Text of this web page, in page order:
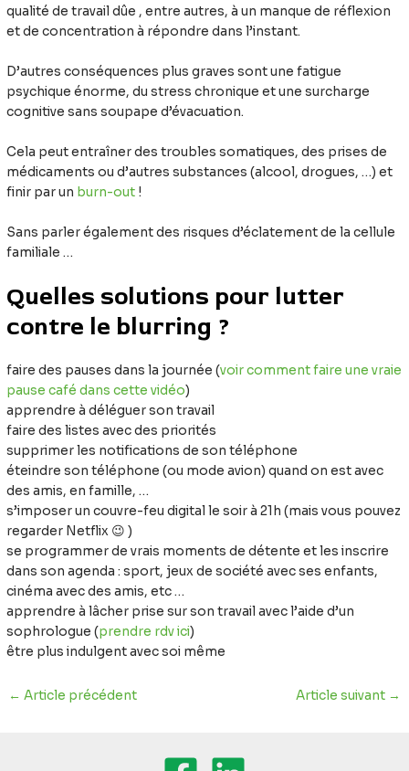
qualité de travail dûe , entre autres, à un manque de réflexion
et de concentration à répondre dans l’instant.
D’autres conséquences plus graves sont une fatigue
psychique énorme, du stress chronique et une surcharge
cognitive sans soupape d’évacuation.
Cela peut entraîner des troubles somatiques, des prises de
médicaments ou d’autres substances (alcool, drogues, …) et
finir par un burn-out !
Sans parler également des risques d’éclatement de la cellule
familiale …
Quelles solutions pour lutter
contre le blurring ?
faire des pauses dans la journée (voir comment faire une vraie
pause café dans cette vidéo)
apprendre à déléguer son travail
faire des listes avec des priorités
supprimer les notifications de son téléphone
éteindre son téléphone (ou mode avion) quand on est avec
des amis, en famille, …
s’imposer un couvre-feu digital le soir à 21h (mais vous pouvez
regarder Netflix 😉 )
se programmer de vrais moments de détente et les inscrire
dans son agenda : sport, jeux de société avec ses enfants,
cinéma avec des amis, etc …
apprendre à lâcher prise sur son travail avec l’aide d’un
sophrologue (prendre rdv ici)
être plus indulgent avec soi même
← Article précédent Article suivant →